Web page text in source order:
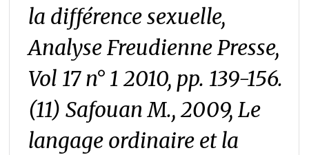
la différence sexuelle,
Analyse Freudienne Presse,
Vol 17 n° 1 2010, pp. 139-156.
(11) Safouan M., 2009,Le
langage ordinaire et la